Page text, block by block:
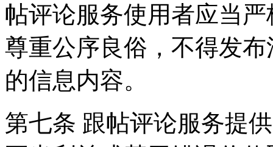
帖评论服务使用者应当
尊重公序良俗，不得发
的信息内容。
第七条 跟帖评论服务提